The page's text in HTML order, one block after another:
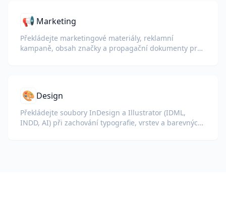
📢 Marketing
Překládejte marketingové materiály, reklamní
kampaně, obsah značky a propagační dokumenty pro
🎨 Design
Překládejte soubory InDesign a Illustrator (IDML,
INDD, AI) při zachování typografie, vrstev a barevných